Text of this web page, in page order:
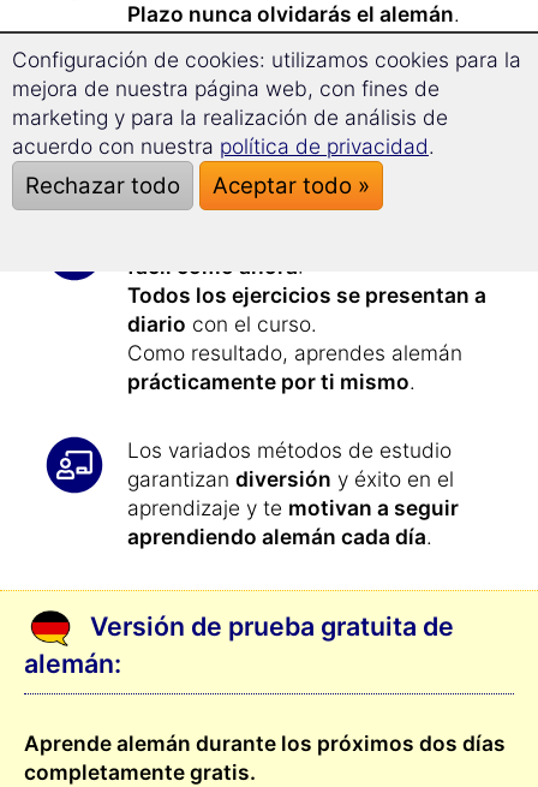
Plazo nunca olvidarás el alemán.
Gracias a latecnología de
Superaprendizaje podrás avanzar
con facilidad un 28,8% más rápido
te concentrarás mejor.
fácil como ahora:
Todos los ejercicios se presentan a
diario con el curso.
Como resultado, aprendes alemán
prácticamente por ti mismo.
Los variados métodos de estudio
garantizan diversión y éxito en el
aprendizaje y te motivan a seguir
aprendiendo alemán cada día.
Versión de prueba gratuita de
alemán:
Aprende alemán durante los próximos dos días
completamente gratis.
Configuración de cookies: utilizamos cookies para la
mejora de nuestra página web, con fines de
marketing y para la realización de análisis de
acuerdo con nuestra política de privacidad.
Rechazar todo Aceptar todo »